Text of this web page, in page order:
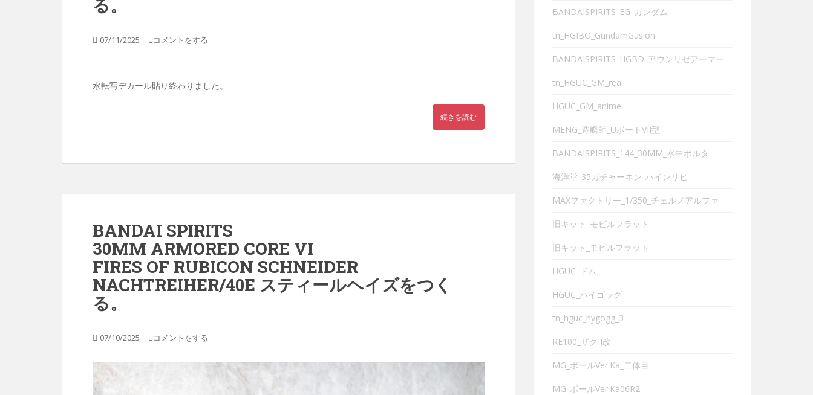
る。
07/11/2025 コメントをする
水転写デカール貼り終わりました。
続きを読む
BANDAI SPIRITS
30MM ARMORED CORE VI
FIRES OF RUBICON SCHNEIDER
NACHTREIHER/40E スティールヘイズをつく
る。
07/10/2025 コメントをする
BANDAISPIRITS_EG_ガンダム
tn_HGIBO_GundamGusion
BANDAISPIRITS_HGBD_アウンリゼアーマー
tn_HGUC_GM_real
HGUC_GM_anime
MENG_造艦師_UボートVII型
BANDAISPIRITS_144_30MM_水中ポルタ
海洋堂_35ガチャーネン_ハインリヒ
MAXファクトリー_1/350_チェルノアルファ
旧キット_モビルフラット
旧キット_モビルフラット
HGUC_ドム
HGUC_ハイゴッグ
tn_hguc_hygogg_3
RE100_ザクII改
MG_ボールVer.Ka_二体目
MG_ボールVer.Ka06R2